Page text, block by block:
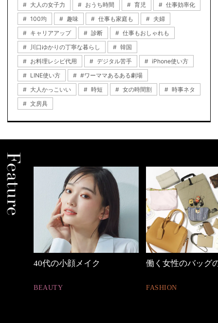
大人の女子力
おうち時間 育児
仕事効率化
100均
趣味 仕事も家庭も
夫婦
キャリアアップ
診断
仕事もおしゃれも
川口ゆかりの丁寧な暮らし
韓国
お料理レシピ代用
デジタル苦手
iPhone使い方
LINE使い方
#ワーママあるある劇場
大人かっこいい
時短 女の時間割
時事ネタ
文房具
働く女性のバッグの中身
FASHION
心地よくいられる